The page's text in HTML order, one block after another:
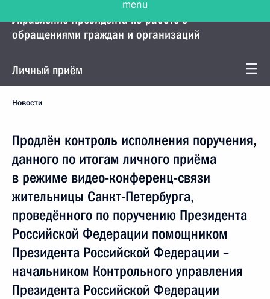
Управление Президента по работе с
обращениями граждан и организаций
Личный приём
Новости
Продлён контроль исполнения поручения,
данного по итогам личного приёма
в режиме видео-конференц-связи
жительницы Санкт-Петербурга,
проведённого по поручению Президента
Российской Федерации помощником
Президента Российской Федерации –
начальником Контрольного управления
Президента Российской Федерации